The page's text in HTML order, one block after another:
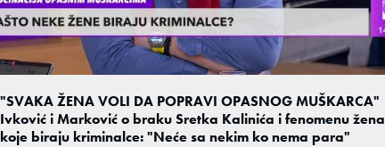
"SVAKA ŽENA VOLI DA POPRAVI OPASNOG MUŠKARCA"
Ivković i Marković o braku Sretka Kalinića i fenomenu žena
koje biraju kriminalce: "Neće sa nekim ko nema para"